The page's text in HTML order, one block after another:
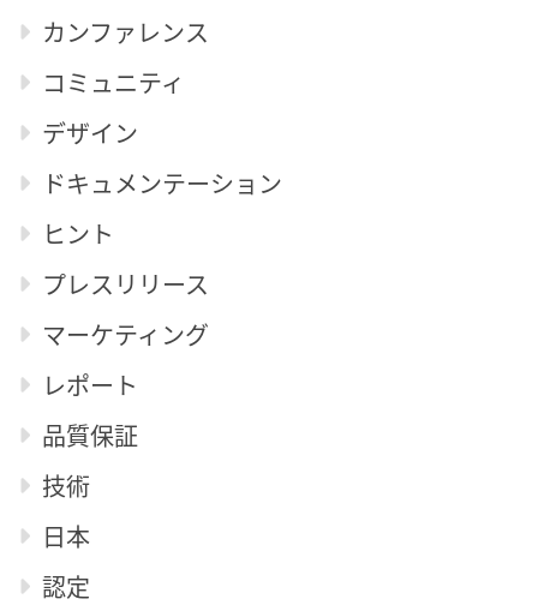
カンファレンス
コミュニティ
デザイン
ドキュメンテーション
ヒント
プレスリリース
マーケティング
レポート
品質保証
技術
日本
認定